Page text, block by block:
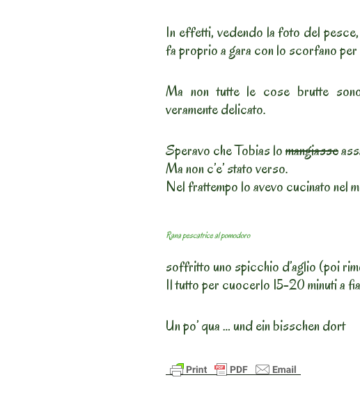
In effetti, vedendo la foto del
fa proprio a gara con lo scorfano
Ma non tutte le cose brutte
veramente delicato.
Speravo che Tobias lomangiasse
Ma non c’e’ stato verso.
Nel frattempo lo avevo cucinato nel
Rana pescatrice al pomodoro
soffritto uno spicchio d’aglio (poi
Il tutto per cuocerlo 15-20 minuti a
Un po’ qua … und ein bisschen dort